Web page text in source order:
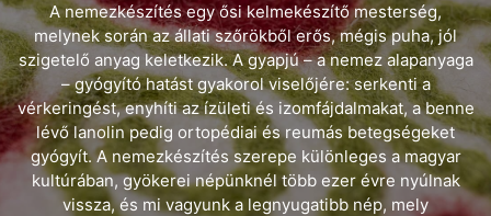
A nemezkészítés egy ősi kelmekészítő mesterség,
melynek során az állati szőrökből erős, mégis puha, jól
szigetelő anyag keletkezik. A gyapjú – a nemez alapanyaga
– gyógyító hatást gyakorol viselőjére: serkenti a
vérkeringést, enyhíti az ízületi és izomfájdalmakat, a benne
lévő lanolin pedig ortopédiai és reumás betegségeket
gyógyít. A nemezkészítés szerepe különleges a magyar
kultúrában, gyökerei népünknél több ezer évre nyúlnak
vissza, és mi vagyunk a legnyugatibb nép, mely